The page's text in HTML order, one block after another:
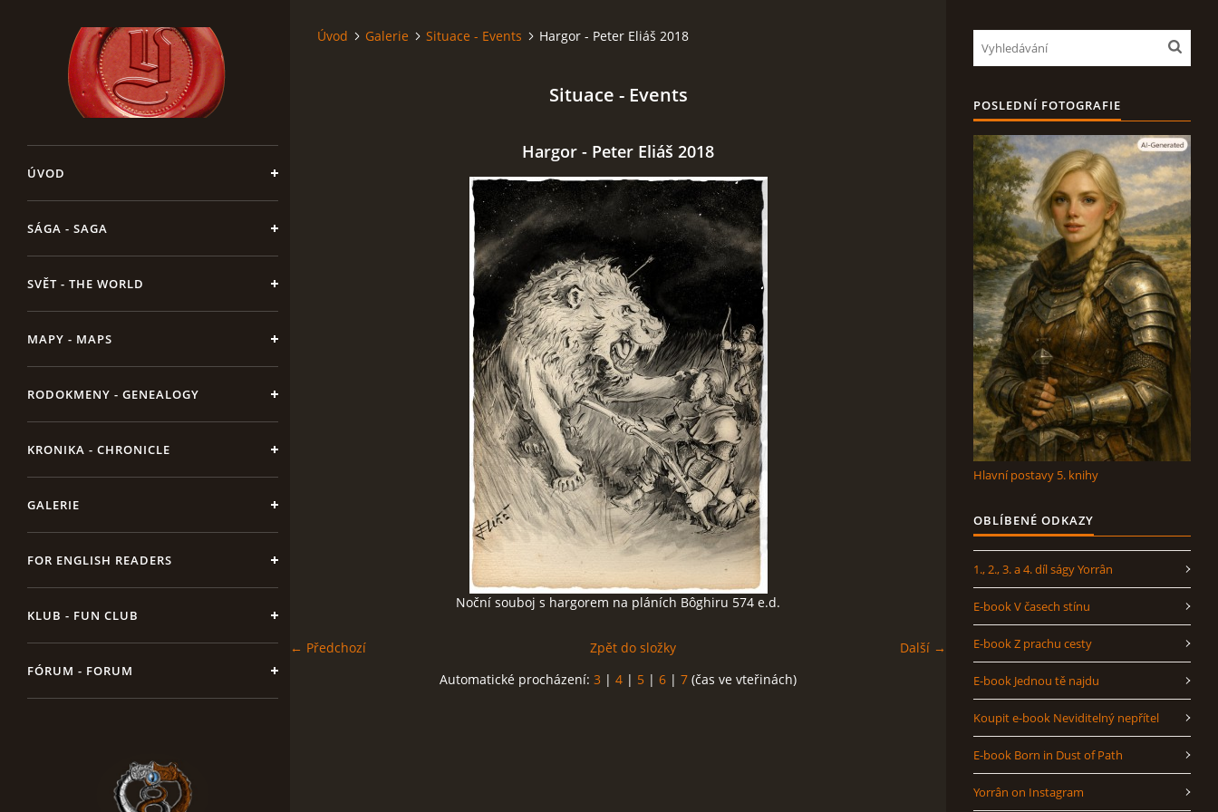
ÚVOD
SÁGA - SAGA
SVĚT - THE WORLD
MAPY - MAPS
RODOKMENY - GENEALOGY
KRONIKA - CHRONICLE
GALERIE
FOR ENGLISH READERS
KLUB - FUN CLUB
FÓRUM - FORUM
Úvod Galerie Situace - Events Hargor - Peter Eliáš 2018
Situace - Events
Hargor - Peter Eliáš 2018
Noční souboj s hargorem na pláních Bôghiru 574 e.d.
← Předchozí Další →
Zpět do složky
Automatické procházení: 3 | 4 | 5 | 6 | 7 (čas ve vteřinách)
POSLEDNÍ FOTOGRAFIE
Hlavní postavy 5. knihy
OBLÍBENÉ ODKAZY
1., 2., 3. a 4. díl ságy Yorrân
E-book V časech stínu
E-book Z prachu cesty
E-book Jednou tě najdu
Koupit e-book Neviditelný nepřítel
E-book Born in Dust of Path
Yorrân on Instagram